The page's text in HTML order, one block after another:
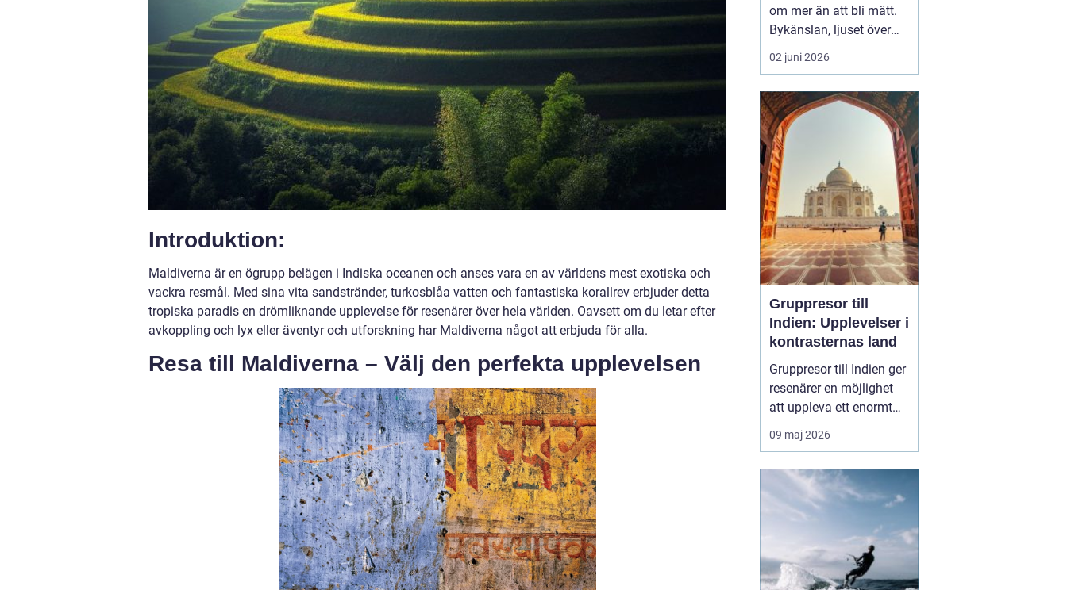
Introduktion:
Maldiverna är en ögrupp belägen i Indiska oceanen och anses vara en av världens mest exotiska och
vackra resmål. Med sina vita sandstränder, turkosblåa vatten och fantastiska korallrev erbjuder detta
tropiska paradis en drömliknande upplevelse för resenärer över hela världen. Oavsett om du letar efter
avkoppling och lyx eller äventyr och utforskning har Maldiverna något att erbjuda för alla.
Resa till Maldiverna – Välj den perfekta upplevelsen
om mer än att bli mätt.
Bykänslan, ljuset över
Siljan och de gamla
gårdarna skapar en ram
helhetsupplevelse. Här
möts klassiska
dalatraditioner och
nutida gastronomi på ett
sätt som lockar både
lång...
02 juni 2026
Gruppresor till
Indien: Upplevelser i
kontrasternas land
Gruppresor till Indien ger
resenärer en möjlighet
att uppleva ett enormt
land på ett säkert, socialt
och genomtänkt sätt.
reseledare och lokala
guider blir resan mer än
bara transport mellan
09 maj 2026